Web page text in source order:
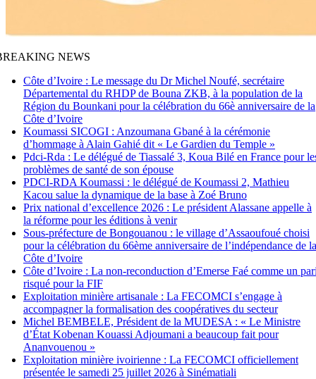
NEWS
Côte d’Ivoire : Le message du Dr Michel Noufé, secrétaire
Départemental du RHDP de Bouna ZKB, à la population de la
Région du Bounkani pour la célébration du 66è anniversaire de la
Côte d’Ivoire
Koumassi SICOGI : Anzoumana Gbané à la cérémonie
d’hommage à Alain Gahié dit « Le Gardien du Temple »
Pdci-Rda : Le délégué de Tiassalé 3, Koua Bilé en France pour
problèmes de santé de son épouse
PDCI-RDA Koumassi : le délégué de Koumassi 2, Mathieu
Kacou salue la dynamique de la base à Zoé Bruno
Prix national d’excellence 2026 : Le président Alassane appelle à
la réforme pour les éditions à venir
Sous-préfecture de Bongouanou : le village d’Assaoufoué choisi
pour la célébration du 66ème anniversaire de l’indépendance de la
Côte d’Ivoire
Côte d’Ivoire : La non-reconduction d’Emerse Faé comme un
risqué pour la FIF
Exploitation minière artisanale : La FECOMCI s’engage à
accompagner la formalisation des coopératives du secteur
Michel BEMBELE, Président de la MUDESA : « Le Ministre
d’État Kobenan Kouassi Adjoumani a beaucoup fait pour
Ananvouenou »
Exploitation minière ivoirienne : La FECOMCI officiellement
présentée le samedi 25 juillet 2026 à Sinématiali